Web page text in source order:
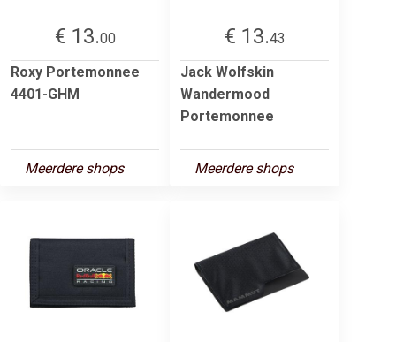
€ 13.00
Roxy Portemonnee
4401-GHM
Meerdere shops
€ 13.43
Jack Wolfskin
Wandermood
Portemonnee
Meerdere shops